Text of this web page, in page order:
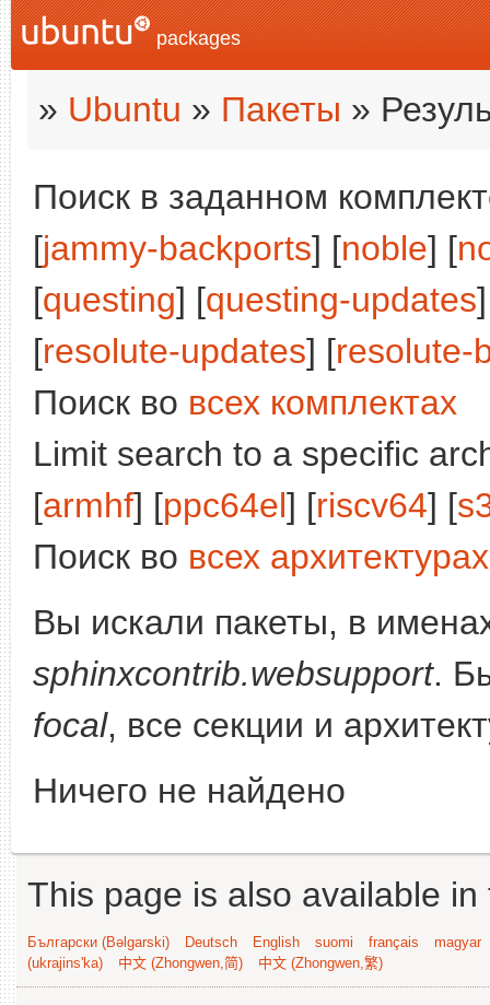
packages
» Ubuntu » Пакеты »
Поиск в заданном
[jammy-backports] [noble] [
[questing] [questing-updates
[resolute-updates] [resolute-
Поиск во всех комплектах
Limit search to a specific
[armhf] [ppc64el] [riscv64] [
Поиск во всех архитектурах
Вы искали пакеты, в
sphinxcontrib.websupport.
focal, все секции и
Ничего не найдено
This page is also available
Български (Bəlgarski) Deutsch English suomi français
magyar
(ukrajins'ka)
中文 (Zhongwen,简) 中文 (Zhongwen,繁)